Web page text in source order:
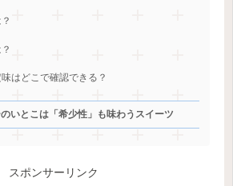
はどこで確認できる？
いとこは「希少性」も味わうスイーツ
スポンサーリンク